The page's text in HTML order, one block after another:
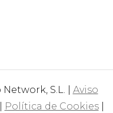
S.L. | Aviso
Política de Cookies|